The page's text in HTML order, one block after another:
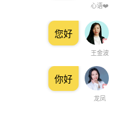
心语❤️
王金波
您好
龙凤
你好